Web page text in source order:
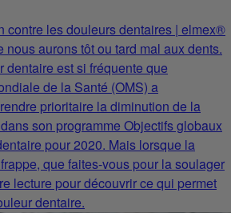
contre les douleurs dentaires | elmex®
nous aurons tôt ou tard mal aux dents.
dentaire est si fréquente que
de la Santé (OMS) a
prioritaire la diminution de la
son programme Objectifs globaux
pour 2020. Mais lorsque la
que faites-vous pour la soulager
lecture pour découvrir ce qui permet
dentaire.